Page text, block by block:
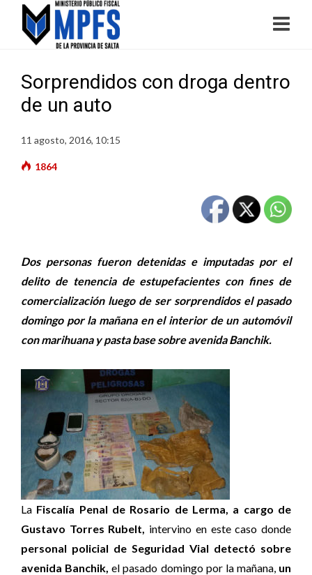
Sorprendidos con droga dentro
de un auto
11 agosto, 2016, 10:15
1864
Dos personas fueron detenidas e imputadas por el
delito de tenencia de estupefacientes con fines de
comercialización luego de ser sorprendidos el pasado
domingo por la mañana en el interior de un automóvil
con marihuana y pasta base sobre avenida Banchik.
La Fiscalía Penal de Rosario de Lerma, a cargo de
Gustavo Torres Rubelt, intervino en este caso donde
personal policial de Seguridad Vial detectó sobre
avenida Banchik, el pasado domingo por la mañana, un